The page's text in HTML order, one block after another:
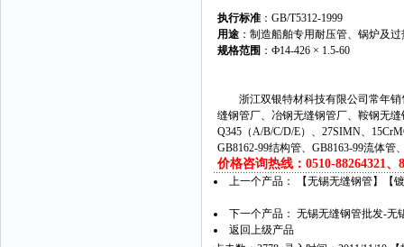
执行标准 ：GB/T5312-1999
用途 ：制造船舶专用耐压管、锅炉及
规格范围 ：Ф14-426 × 1.5-60
浙江双银特材科技有限公司常年销
缝钢管厂、冶钢无缝钢管厂、鞍钢无
Q345（A/B/C/D/E）、27SIMN、
GB8162-99结构管、GB8163-99流体
价格咨询热线：0510-88264321、
上一个产品： 【无锡无缝钢管】【
下一个产品： 无锡无缝钢管批发-无
返回上级产品